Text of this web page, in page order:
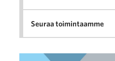
Seuraa toimintaamme